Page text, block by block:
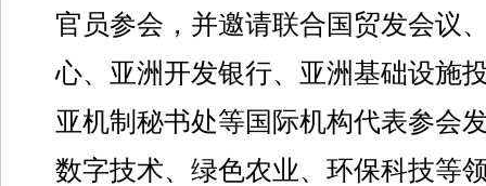
官员参会，并邀请联合国贸发会议
心、亚洲开发银行、亚洲基础设施
亚机制秘书处等国际机构代表参会
数字技术、绿色农业、环保科技等